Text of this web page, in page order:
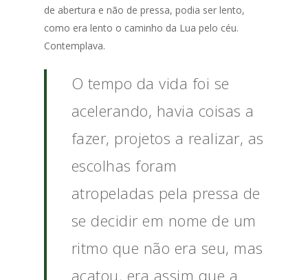
de abertura e não de pressa, podia ser lento,
como era lento o caminho da Lua pelo céu.
Contemplava.
O tempo da vida foi se
acelerando, havia coisas a
fazer, projetos a realizar, as
escolhas foram
atropeladas pela pressa de
se decidir em nome de um
ritmo que não era seu, mas
acatou, era assim que a